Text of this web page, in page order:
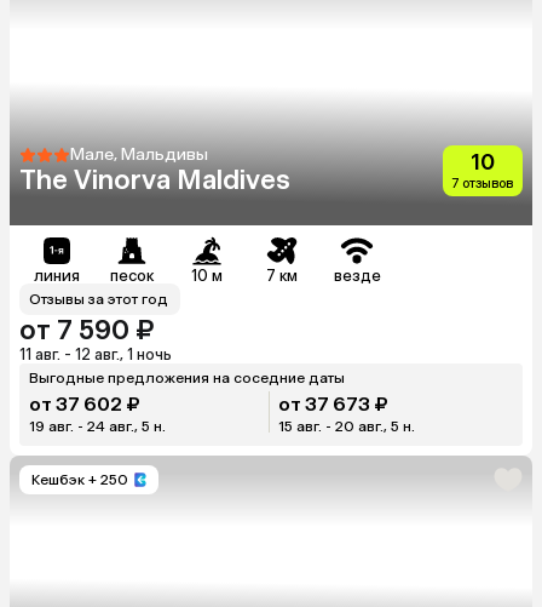
Мале, Мальдивы
The Vinorva Maldives
10
7 отзывов
линия песок 10 м 7 км везде
Отзывы за этот год
от 7 590 ₽
11 авг. - 12 авг., 1 ночь
Выгодные предложения на соседние даты
от 37 602 ₽
19 авг. - 24 авг., 5 н.
от 37 673 ₽
15 авг. - 20 авг., 5 н.
Кешбэк + 250